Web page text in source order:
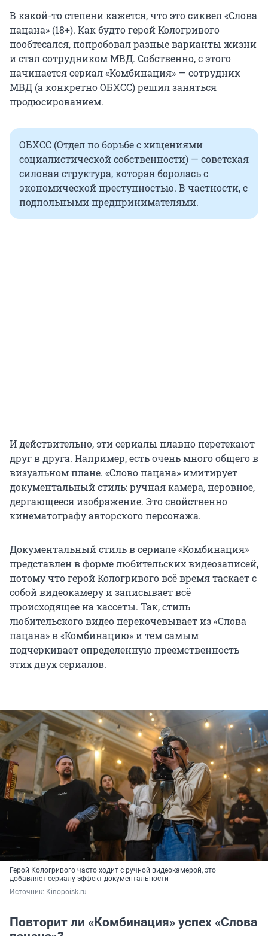
В какой-то степени кажется, что это сиквел «Слова
пацана» (18+). Как будто герой Кологривого
пообтесался, попробовал разные варианты жизни
и стал сотрудником МВД. Собственно, с этого
начинается сериал «Комбинация» — сотрудник
МВД (а конкретно ОБХСС) решил заняться
продюсированием.
ОБХСС (Отдел по борьбе с хищениями
социалистической собственности) — советская
силовая структура, которая боролась с
экономической преступностью. В частности, с
подпольными предпринимателями.
И действительно, эти сериалы плавно перетекают
друг в друга. Например, есть очень много общего в
визуальном плане. «Слово пацана» имитирует
документальный стиль: ручная камера, неровное,
дергающееся изображение. Это свойственно
кинематографу авторского персонажа.
Документальный стиль в сериале «Комбинация»
представлен в форме любительских видеозаписей,
потому что герой Кологривого всё время таскает с
собой видеокамеру и записывает всё
происходящее на кассеты. Так, стиль
любительского видео перекочевывает из «Слова
пацана» в «Комбинацию» и тем самым
подчеркивает определенную преемственность
этих двух сериалов.
Герой Кологривого часто ходит с ручной видеокамерой, это
добавляет сериалу эффект документальности
Источник: Kinopoisk.ru
Повторит ли «Комбинация» успех «Слова